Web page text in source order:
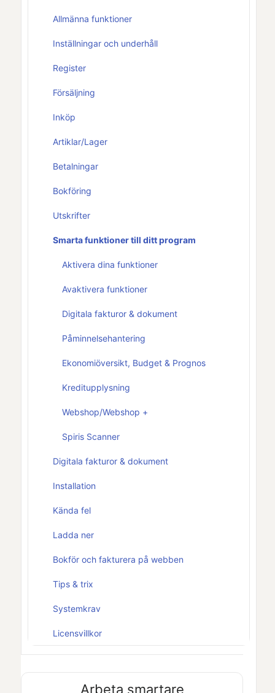
Allmänna funktioner
Inställningar och underhåll
Register
Försäljning
Inköp
Artiklar/Lager
Betalningar
Bokföring
Utskrifter
Smarta funktioner till ditt program
Aktivera dina funktioner
Avaktivera funktioner
Digitala fakturor & dokument
Påminnelsehantering
Ekonomiöversikt, Budget & Prognos
Kreditupplysning
Webshop/Webshop +
Spiris Scanner
Digitala fakturor & dokument
Installation
Kända fel
Ladda ner
Bokför och fakturera på webben
Tips & trix
Systemkrav
Licensvillkor
Arbeta smartare